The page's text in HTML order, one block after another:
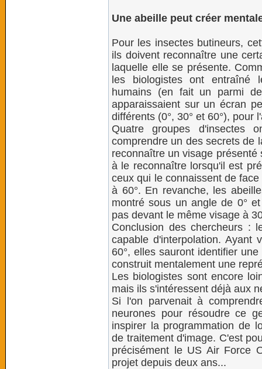
Une abeille peut créer
Pour les insectes butineurs,
ils doivent reconnaître une
laquelle elle se présente.
les biologistes ont entraîné
humains (en fait un parmi
apparaissaient sur un écran
différents (0°, 30° et 60°),
Quatre groupes d'insectes
comprendre un des secrets de
reconnaître un visage
à le reconnaître lorsqu'il est
ceux qui le connaissent de
à 60°. En revanche, les
montré sous un angle de 0°
pas devant le même visage à
Conclusion des chercheurs :
capable d'interpolation.
60°, elles sauront identifier
construit mentalement une
Les biologistes sont encore
mais ils s'intéressent déjà aux
Si l'on parvenait à
neurones pour résoudre ce
inspirer la programmation de
de traitement d'image. C'est
précisément le US Air Force
projet depuis deux ans...